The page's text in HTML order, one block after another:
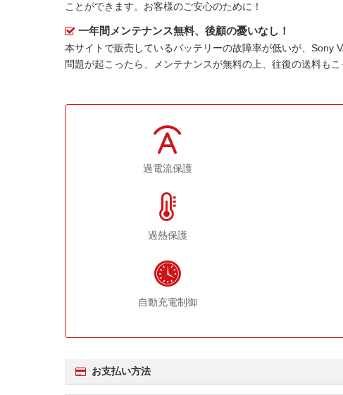
ことができます。お客様のご安心のために！
一年間メンテナンス無料、後顧の憂いなし！
本サイトで販売しているバッテリーの故障率が低いが、 Sony
問題が起こったら、メンテナンスが無料の上、往復の送料も
過電流保護
過熱保護
自動充電制御
お支払い方法